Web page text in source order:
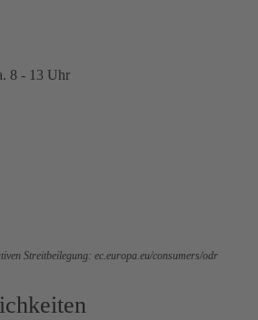
8 - 13 Uhr
Streitbeilegung: ec.europa.eu/consumers/odr